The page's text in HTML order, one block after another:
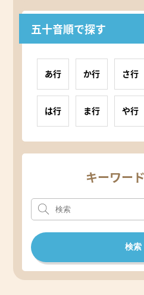
五十音順で探す
あ行 か行 さ行
は行 ま行 や行
キーワー